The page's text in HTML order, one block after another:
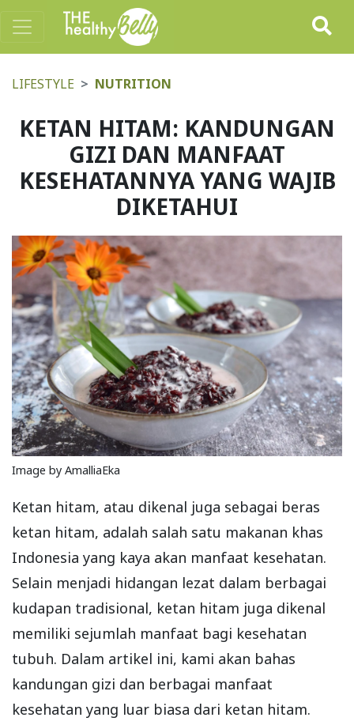
LIFESTYLE NUTRITION
KETAN HITAM: KANDUNGAN
GIZI DAN MANFAAT
KESEHATANNYA YANG WAJIB
DIKETAHUI
Image by AmalliaEka
Ketan hitam, atau dikenal juga sebagai beras
ketan hitam, adalah salah satu makanan khas
Indonesia yang kaya akan manfaat kesehatan.
Selain menjadi hidangan lezat dalam berbagai
kudapan tradisional, ketan hitam juga dikenal
memiliki sejumlah manfaat bagi kesehatan
tubuh. Dalam artikel ini, kami akan bahas
kandungan gizi dan berbagai manfaat
kesehatan yang luar biasa dari ketan hitam.